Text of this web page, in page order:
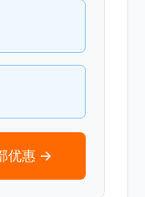
优惠 →